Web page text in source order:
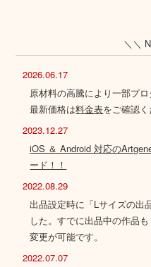
＼＼
2026.06.17
原材料の高騰により一部プ
最新価格は料金表をご確認く
2023.12.27
iOS ＆ Android 対応の
ード！！
2022.08.29
出品設定時に「Lサイズの出
した。すでに出品中の作品
変更が可能です。
2022.07.07